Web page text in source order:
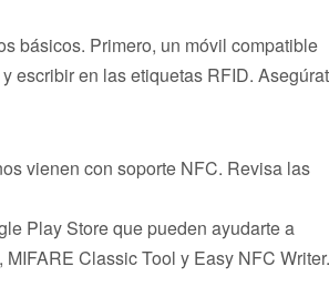
básicos. Primero, un móvil compatible
escribir en las etiquetas RFID.
vienen con soporte NFC. Revisa las
Play Store que pueden ayudarte a
Classic Tool y Easy NFC Writer.